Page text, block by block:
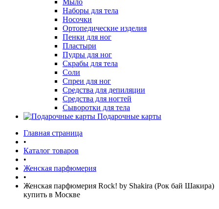
Мыло
Наборы для тела
Носочки
Ортопедические изделия
Пенки для ног
Пластыри
Пудры для ног
Скрабы для тела
Соли
Спреи для ног
Средства для депиляции
Средства для ногтей
Сыворотки для тела
Подарочные карты
Главная страница
•
Каталог товаров
•
Женская парфюмерия
•
Женская парфюмерия Rock! by Shakira (Рок бай Шакира)
купить в Москве